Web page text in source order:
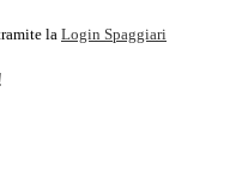
la Login Spaggiari